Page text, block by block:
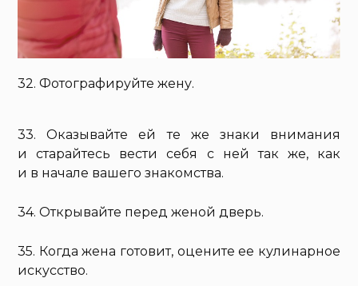
32. Фотографируйте жену.
33. Оказывайте ей те же знаки внимания
и старайтесь вести себя с ней так же, как
и в начале вашего знакомства.
34. Открывайте перед женой дверь.
35. Когда жена готовит, оцените ее кулинарное
искусство.